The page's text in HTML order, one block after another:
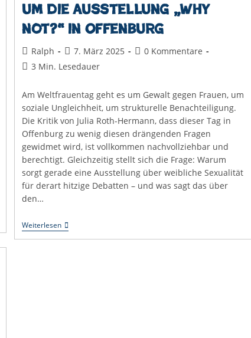
um die Ausstellung „Why
not?“ in Offenburg
Beitrags-
Autor:
Ralph
Beitrag
veröffentlicht:
7. März 2025
Beitrags-
0 Kommentare
Lesedauer:
3 Min. Lesedauer
Am Weltfrauentag geht es um Gewalt gegen Frauen, um
soziale Ungleichheit, um strukturelle Benachteiligung.
Die Kritik von Julia Roth-Hermann, dass dieser Tag in
Offenburg zu wenig diesen drängenden Fragen
gewidmet wird, ist vollkommen nachvollziehbar und
berechtigt. Gleichzeitig stellt sich die Frage: Warum
sorgt gerade eine Ausstellung über weibliche Sexualität
für derart hitzige Debatten – und was sagt das über
den…
WeiterlesenZwischen
Berechtigter